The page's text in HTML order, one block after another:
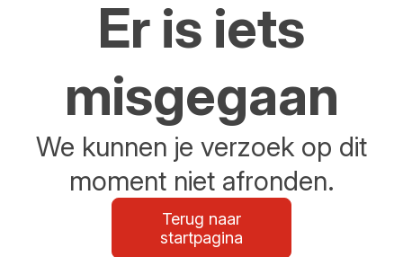
Er is iets
misgegaan
We kunnen je verzoek op dit
moment niet afronden.
Terug naar
startpagina